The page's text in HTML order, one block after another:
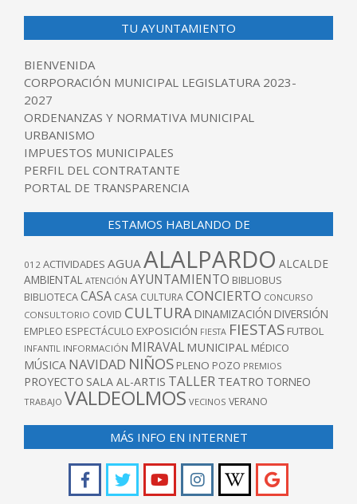
TU AYUNTAMIENTO
BIENVENIDA
CORPORACIÓN MUNICIPAL LEGISLATURA 2023-
2027
ORDENANZAS Y NORMATIVA MUNICIPAL
URBANISMO
IMPUESTOS MUNICIPALES
PERFIL DEL CONTRATANTE
PORTAL DE TRANSPARENCIA
ESTAMOS HABLANDO DE
012 ACTIVIDADES AGUA ALALPARDO ALCALDE
AMBIENTAL ATENCIÓN AYUNTAMIENTO BIBLIOBUS
BIBLIOTECACASA CASA CULTURACONCIERTO CONCURSO
CONSULTORIO COVID CULTURA DINAMIZACIÓN DIVERSIÓN
EMPLEO ESPECTÁCULO EXPOSICIÓN FIESTA FIESTAS FUTBOL
INFANTIL INFORMACIÓN MIRAVAL MUNICIPAL MÉDICO
MÚSICA NAVIDAD NIÑOS PLENO POZO PREMIOS
PROYECTO SALA AL-ARTIS TALLER TEATRO TORNEO
TRABAJO VALDEOLMOS VECINOS VERANO
MÁS INFO EN INTERNET